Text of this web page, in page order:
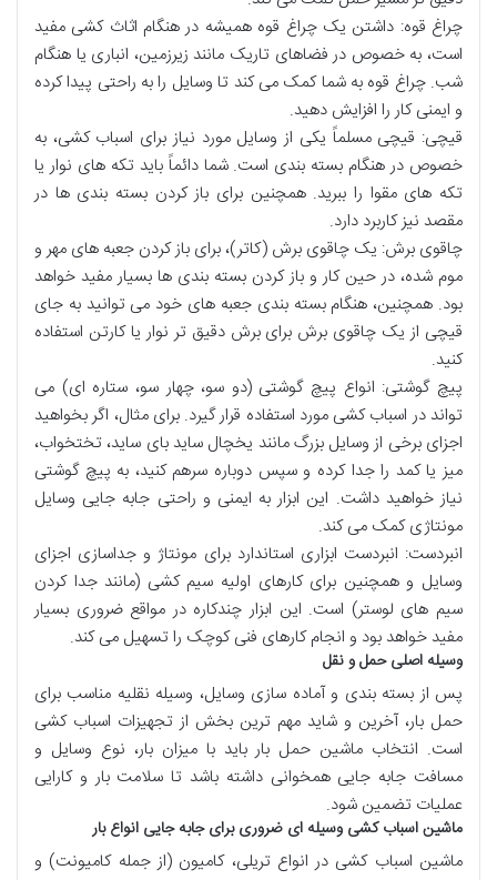
چراغ قوه: داشتن یکچراغ قوه همیشه در هنگام اثاث کشی مفید
است، به خصوص درفضاهای تاریک مانند زیرزمین، انباری یا هنگام
شب.چراغ قوه به شما کمک می کند تا وسایل را به راحتی پیداکرده
و ایمنی کاررا افزایش دهید.
قیچی: قیچی مسلماً یکی از وسایل مورد نیاز برای اسباب کشی، به
خصوص در هنگام بسته بندی است. شما دائماً باید تکه های نواریا
تکه های مقوا را ببرید. همچنین برای باز کردن بسته بندی ها در
مقصد نیزکاربرد دارد.
چاقوی برش: یک چاقوی برش (کاتر)، برای باز کردن جعبه های مهر و
موم شده، در حینکارو باز کردن بسته بندی ها بسیار مفید خواهد
بود. همچنین، هنگامبسته بندی جعبه های خود می توانید به جای
قیچی از یک چاقوی برش برایبرش دقیق تر نواریاکارتن استفاده
کنید.
پیچ گوشتی: انواع پیچ گوشتی (دو سو، چهار سو، ستاره ای) می
تواند در اسباب کشی مورد استفاده قرار گیرد. برای مثال، اگر بخواهید
اجزای برخی از وسایل بزرگمانند یخچال ساید بای ساید، تختخواب،
میزیاکمد راجدا کرده و سپس دوباره سرهم کنید، به پیچ گوشتی
نیاز خواهید داشت. این ابزاربه ایمنی و راحتی جابه جایی وسایل
مونتاژیکمک می کند.
انبردست: انبردست ابزاری استاندارد برای مونتاژو جداسازی اجزای
وسایل و همچنین برایکارهای اولیه سیم کشی (مانند جدا کردن
سیم های لوستر) است. این ابزار چندکاره در مواقع ضروری بسیار
مفیدخواهد بود و انجام کارهای فنی کوچک را تسهیل می کند.
وسیله اصلی حمل و نقل
پس از بسته بندی و آماده سازی وسایل، وسیله نقلیه مناسب برای
حمل بار، آخرین و شاید مهم ترین بخش از تجهیزات اسباب کشی
است. انتخاب ماشین حمل بارباید بامیزان بار، نوع وسایل و
مسافت جابه جایی همخوانی داشته باشد تا سلامت باروکارایی
عملیات تضمین شود.
ماشین اسباب کشی وسیله ای ضروری برای جابه جایی انواع بار
ماشین اسباب کشی در انواع تریلی،کامیون (از جملهکامیونت) و